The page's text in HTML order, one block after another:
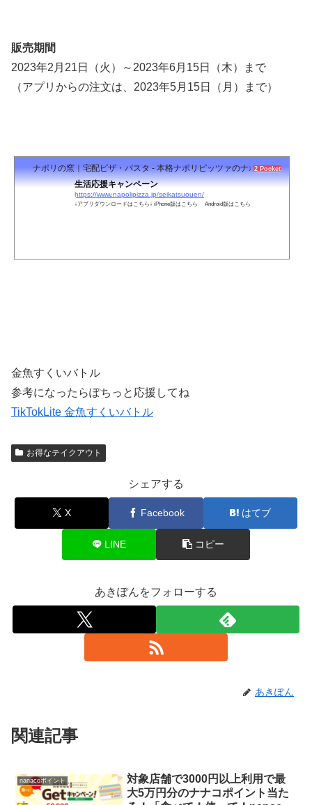
販売期間
2023年2月21日（火）～2023年6月15日（木）まで
（アプリからの注文は、2023年5月15日（月）まで）
ナポリの窯｜宅配ピザ・パスタ - 本格ナポリピッツァのナポリの窯
2 Pockets
生活応援キャンペーン
https://www.napolipizza.jp/seikatsuouen/
金魚すくいバトル
参考になったらぽちっと応援してね
TikTokLite 金魚すくいバトル
お得なテイクアウト
シェアする
X Facebook はてブ
LINE コピー
あきぽんをフォローする
あきぽん
関連記事
nanacoポイント
対象店舗で3000円以上利用で最
大5万円分のナナコポイント当た